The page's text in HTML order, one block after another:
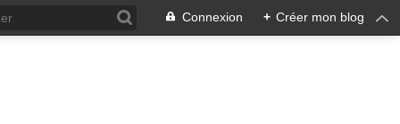
Connexion + Créer mon blog